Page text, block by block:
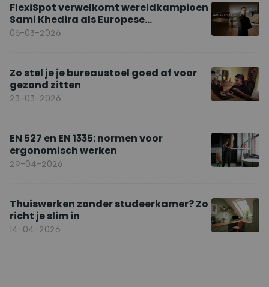
FlexiSpot verwelkomt wereldkampioen
Sami Khedira als Europese
merkambassadeur
06-03-2026
Zo stel je je bureaustoel goed af voor
gezond zitten
23-03-2026
EN 527 en EN 1335: normen voor
ergonomisch werken
29-04-2026
Thuiswerken zonder studeerkamer? Zo
richt je slim in
14-04-2026